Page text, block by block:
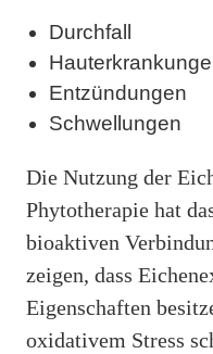
Durchfall
Entzündungen
Schwellungen
Die Nutzung der
Phytotherapie hat
bioaktiven
zeigen, dass
Eigenschaften
oxidativem Stress